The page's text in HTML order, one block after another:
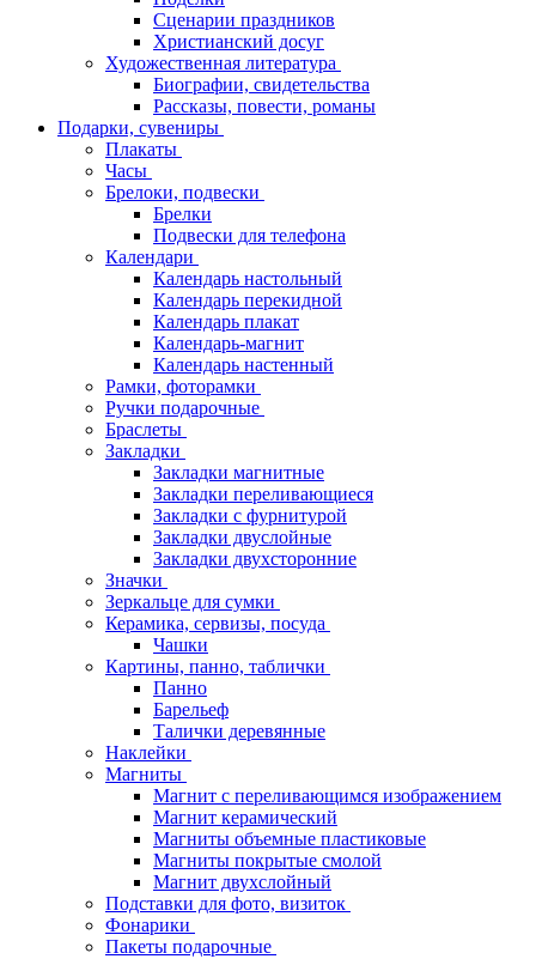
Сценарии праздников
Христианский досуг
Художественная литература
Биографии, свидетельства
Рассказы, повести, романы
Подарки, сувениры
Плакаты
Часы
Брелоки, подвески
Брелки
Подвески для телефона
Календари
Календарь настольный
Календарь перекидной
Календарь плакат
Календарь-магнит
Календарь настенный
Рамки, фоторамки
Ручки подарочные
Браслеты
Закладки
Закладки магнитные
Закладки переливающиеся
Закладки с фурнитурой
Закладки двуслойные
Закладки двухсторонние
Значки
Зеркальце для сумки
Керамика, сервизы, посуда
Чашки
Картины, панно, таблички
Панно
Барельеф
Талички деревянные
Наклейки
Магниты
Магнит с переливающимся изображением
Магнит керамический
Магниты объемные пластиковые
Магниты покрытые смолой
Магнит двухслойный
Подставки для фото, визиток
Фонарики
Пакеты подарочные